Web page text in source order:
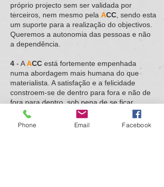
próprio projecto sem ser validada por
terceiros, nem mesmo pela ACC , sendo esta
um suporte para a realização do objectivos.
Queremos a autonomia das pessoas e não
a dependência.
4 - AACC está fortemente empenhada
numa abordagem mais humana do que
materialista. A satisfação e a felicidade
constroem-se de dentro para fora e não de
fora para dentro, sob pena de se ficar
prisioneiro do mundo externo.
Phone Email Facebook